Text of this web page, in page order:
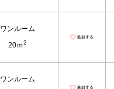
ワンルーム
20ｍ2
ワンルーム